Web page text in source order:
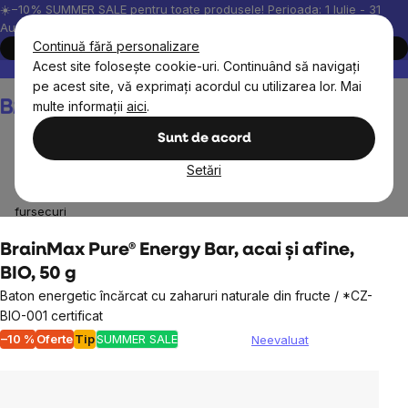
Continuă fără personalizare
Acest site folosește cookie-uri. Continuând să navigați
pe acest site, vă exprimați acordul cu utilizarea lor. Mai
multe informații aici.
Sunt de acord
Setări
Treci
la
conținut
☀️−10% SUMMER SALE pentru toate produsele! Perioada: 1 Iulie - 31
August, 2026.
Cumpără acum
Peste 200.000 de recenzii verificate
Produsele noastre sunt
Coş
de
fursecuri
BrainMax Pure® Energy Bar, acai și afine,
BIO, 50 g
Baton energetic încărcat cu zaharuri naturale din fructe / *CZ-
BIO-001 certificat
–10 % OferteTipSUMMER SALE
Evaluarea
Neevaluat